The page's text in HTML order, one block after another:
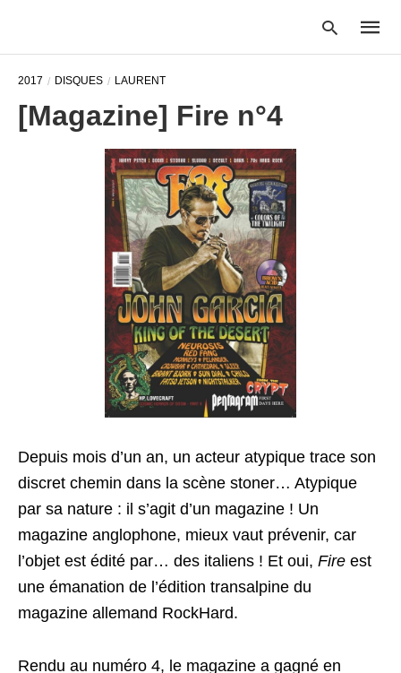
2017 DISQUES LAURENT
[Magazine] Fire n°4
Depuis mois d’un an, un acteur atypique trace son
discret chemin dans la scène stoner… Atypique
par sa nature : il s’agit d’un magazine ! Un
magazine anglophone, mieux vaut prévenir, car
l’objet est édité par… des italiens ! Et oui, Fire est
une émanation de l’édition transalpine du
magazine allemand RockHard.
Rendu au numéro 4, le magazine a gagné en